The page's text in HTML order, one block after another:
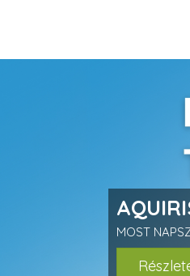
Már 15 000
Nézze